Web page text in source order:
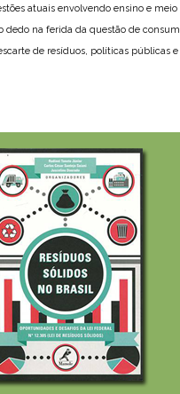
atuais envolvendo ensino e meio
dedo na ferida da questão de
de resíduos, políticas públicas e